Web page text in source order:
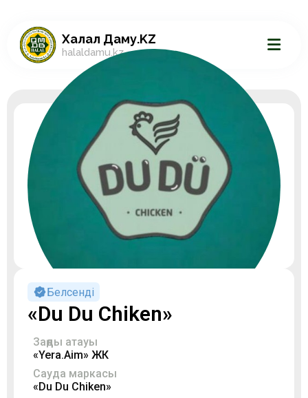
Халал Даму.KZ
halaldamu.kz
Белсенді
«Du Du Chiken»
Заңды атауы
«Yera.Aim» ЖК
Сауда маркасы
«Du Du Chiken»